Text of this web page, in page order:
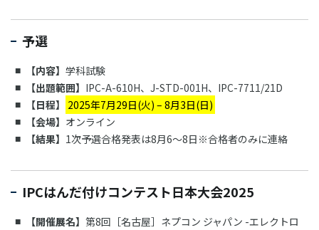
予選
【内容】 学科試験
【出題範囲】 IPC-A-610H、J-STD-001H、IPC-7711/21D
【日程】
2025年7月29日(火) – 8月3日(日)
【会場】 オンライン
【結果】 1次予選合格発表は8月6〜8日※合格者のみに連絡
IPCはんだ付けコンテスト日本大会2025
【開催展名】 第8回［名古屋］ネプコン ジャパン -エレクトロ